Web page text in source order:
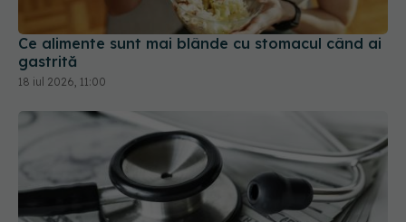
Ce alimente sunt mai blânde cu stomacul când ai
gastrită
18 iul 2026, 11:00